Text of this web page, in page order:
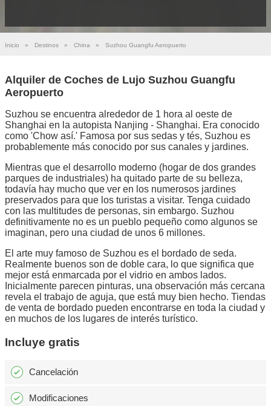
Inicio » Destinos » China » Suzhou Guangfu Aeropuerto
Alquiler de Coches de Lujo Suzhou Guangfu
Aeropuerto
Suzhou se encuentra alrededor de 1 hora al oeste de
Shanghai en la autopista Nanjing - Shanghai. Era conocido
como 'Chow así.' Famosa por sus sedas y tés, Suzhou es
probablemente más conocido por sus canales y jardines.
Mientras que el desarrollo moderno (hogar de dos grandes
parques de industriales) ha quitado parte de su belleza,
todavía hay mucho que ver en los numerosos jardines
preservados para que los turistas a visitar. Tenga cuidado
con las multitudes de personas, sin embargo. Suzhou
definitivamente no es un pueblo pequeño como algunos se
imaginan, pero una ciudad de unos 6 millones.
El arte muy famoso de Suzhou es el bordado de seda.
Realmente buenos son de doble cara, lo que significa que
mejor está enmarcada por el vidrio en ambos lados.
Inicialmente parecen pinturas, una observación más cercana
revela el trabajo de aguja, que está muy bien hecho. Tiendas
de venta de bordado pueden encontrarse en toda la ciudad y
en muchos de los lugares de interés turístico.
Incluye gratis
Cancelación
Modificaciones